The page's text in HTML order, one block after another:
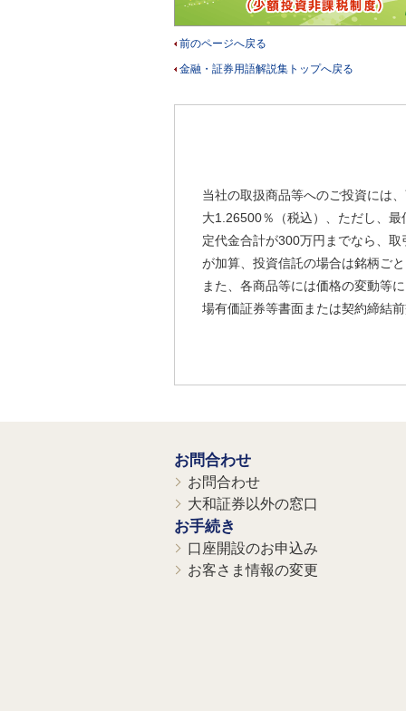
前のページへ戻る
金融・証券用語解説集トップへ戻る
当社の取扱商品等へのご投資には
大1.26500％（税込）、ただし、
定代金合計が300万円までなら、
が加算、投資信託の場合は銘柄ご
また、各商品等には価格の変動等
場有価証券等書面または契約締結
お問合わせ
お問合わせ
大和証券以外の窓口
お手続き
口座開設のお申込み
お客さま情報の変更